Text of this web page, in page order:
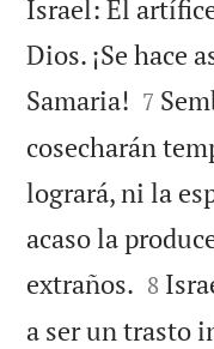
Israel: El
Dios. ¡Se hace
Samaria! 

7
cosecharán
logrará, ni la
acaso la
extraños. 

8
a ser un trasto